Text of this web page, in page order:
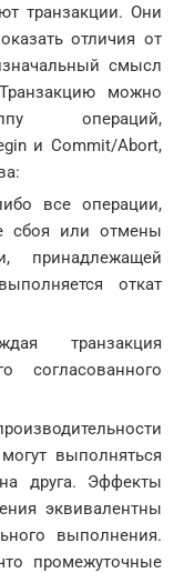
транзакции. Они
отличия от
смысл
можно
операций,
и Commit/Abort,
все операции,
сбоя или отмены
принадлежащей
откат
транзакция
согласованного
выполняться
друга. Эффекты
эквивалентны
выполнения.
промежуточные